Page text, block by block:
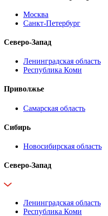
Москва
Санкт-Петербург
Северо-Запад
Ленинградская область
Республика Коми
Приволжье
Самарская область
Сибирь
Новосибирская область
Северо-Запад
Ленинградская область
Республика Коми